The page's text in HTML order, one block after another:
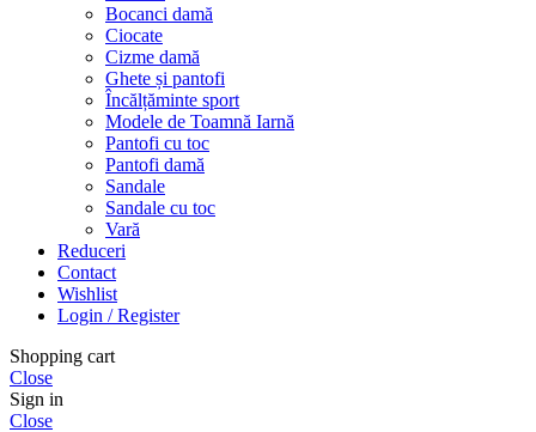
Bocanci damă
Ciocate
Cizme damă
Ghete și pantofi
Încălțăminte sport
Modele de Toamnă Iarnă
Pantofi cu toc
Pantofi damă
Sandale
Sandale cu toc
Vară
Reduceri
Contact
Wishlist
Login / Register
Shopping cart
Close
Sign in
Close